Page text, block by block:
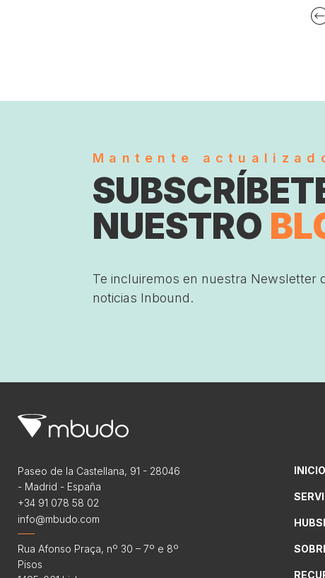
Mantente
NUESTRO
Te incluiremos en nuestra Newsletter
noticias Inbound.
Paseo de la Castellana, 91 - 28046
- Madrid - España
+34 91 078 58 02
info@mbudo.com
Rua Afonso Praça, nº 30 – 7º e 8º
Pisos
INICIO